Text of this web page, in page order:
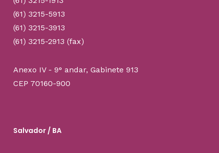
(61) 3215-5913
(61) 3215-3913
(61) 3215-2913 (fax)
Anexo IV - 9° andar, Gabinete 913
CEP 70160-900
Salvador / BA